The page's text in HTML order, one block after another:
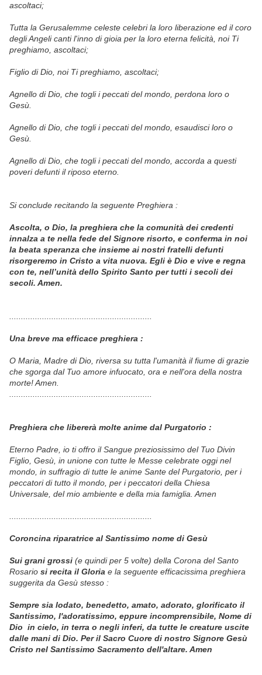
ascoltaci;
Tutta la Gerusalemme celeste celebri la loro liberazione ed il coro
degli Angeli canti l'inno di gioia per la loro eterna felicità, noi Ti
preghiamo, ascoltaci;
Figlio di Dio, noi Ti preghiamo, ascoltaci;
Agnello di Dio, che togli i peccati del mondo, perdona loro o
Gesù.
Agnello di Dio, che togli i peccati del mondo, esaudisci loro o
Gesù.
Agnello di Dio, che togli i peccati del mondo, accorda a questi
poveri defunti il riposo eterno.
Si conclude recitando la seguente Preghiera :
Ascolta, o Dio, la preghiera che la comunità dei credenti
innalza a te nella fede del Signore risorto, e conferma in noi
la beata speranza che insieme ai nostri fratelli defunti
risorgeremo in Cristo a vita nuova. Egli è Dio e vive e regna
con te, nell’unità dello Spirito Santo per tutti i secoli dei
secoli. Amen.
Una breve ma efficace preghiera :
O Maria, Madre di Dio, riversa su tutta l'umanità il fiume di grazie
che sgorga dal Tuo amore infuocato, ora e nell'ora della nostra
morte! Amen.
Preghiera che libererà molte anime dal Purgatorio :
Eterno Padre, io ti offro il Sangue preziosissimo del Tuo Divin
Figlio, Gesù, in unione con tutte le Messe celebrate oggi nel
mondo, in suffragio di tutte le anime Sante del Purgatorio, per i
peccatori di tutto il mondo, per i peccatori della Chiesa
Universale, del mio ambiente e della mia famiglia. Amen
Coroncina riparatrice al Santissimo nome di Gesù
Sui grani grossi (e quindi per 5 volte) della Corona del Santo
Rosario si recita il Gloria e la seguente efficacissima preghiera
suggerita da Gesù stesso :
Sempre sia lodato, benedetto, amato, adorato, glorificato il
Santissimo, l'adoratissimo, eppure incomprensibile, Nome di
Dio in cielo, in terra o negli inferi, da tutte le creature uscite
dalle mani di Dio. Per il Sacro Cuore di nostro Signore Gesù
Cristo nel Santissimo Sacramento dell'altare. Amen